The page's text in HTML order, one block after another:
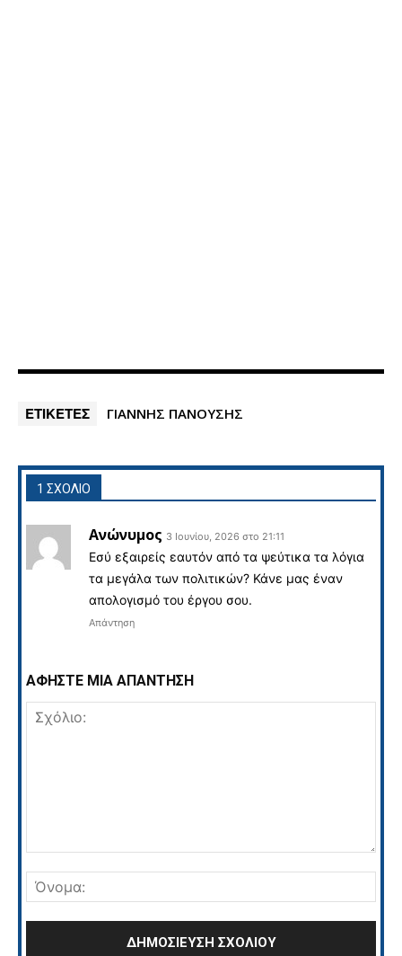
ΕΤΙΚΕΤΕΣ ΓΙΑΝΝΗΣ ΠΑΝΟΥΣΗΣ
1 ΣΧΟΛΙΟ
Ανώνυμος 3 Ιουνίου, 2026 στο 21:11
Εσύ εξαιρείς εαυτόν από τα ψεύτικα τα λόγια
τα μεγάλα των πολιτικών? Κάνε μας έναν
απολογισμό του έργου σου.
Απάντηση
ΑΦΗΣΤΕ ΜΙΑ ΑΠΑΝΤΗΣΗ